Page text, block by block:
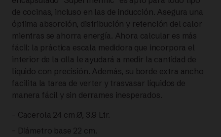
TAPA
DE
CRISTAL
|
FISSLER
de cocinas, incluso en las de inducción. Asegura una
óptima absorción, distribución y retención del calor
mientras se ahorra energía. Ahora calcular es más
fácil: la práctica escala medidora que incorpora el
interior de la olla le ayudará a medir la cantidad de
líquido con precisión. Además, su borde extra ancho
facilita la tarea de verter y trasvasar líquidos de
manera fácil y sin derrames inesperados.
– Cacerola 24 cm Ø, 3.9 Ltr.
– Diámetro base 22 cm.